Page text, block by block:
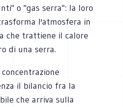
o "gas serra": la loro
l'atmosfera in
che trattiene il calore
di una serra.
il bilancio fra la
che arriva sulla